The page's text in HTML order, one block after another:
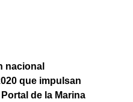
nacional
que impulsan
de la Marina